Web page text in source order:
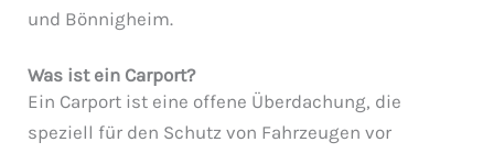
und Bönnigheim.
Was ist ein Carport?
Ein Carport ist eine offene Überdachung, die
speziell für den Schutz von Fahrzeugen vor